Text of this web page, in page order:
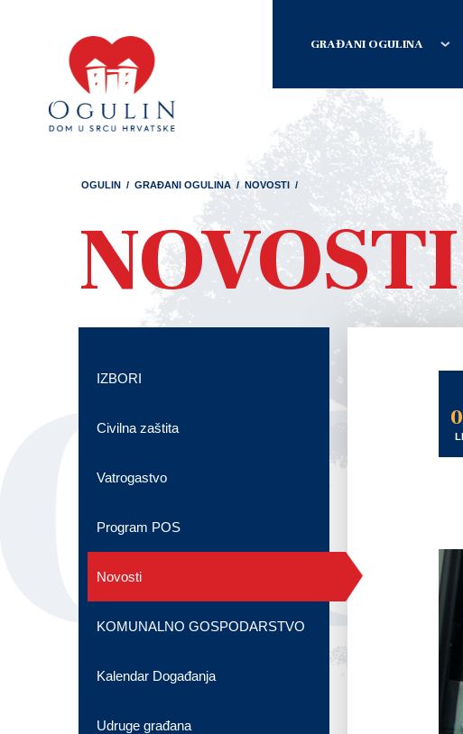
GRAĐANI OGULINA
OGULIN / GRAĐANI OGULINA / NOVOSTI /
NOVOSTI
IZBORI
Civilna zaštita
Vatrogastvo
Program POS
Novosti
KOMUNALNO GOSPODARSTVO
Kalendar Događanja
Udruge građana